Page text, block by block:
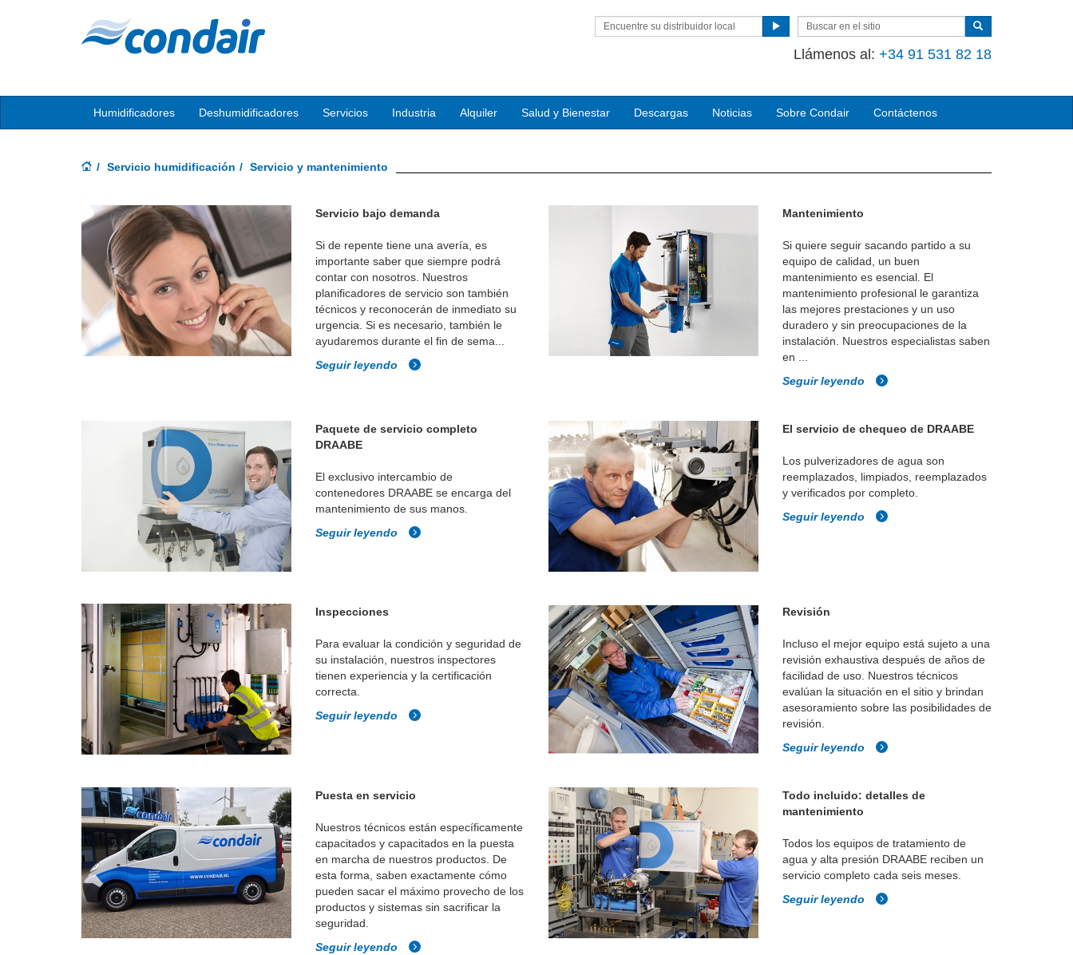
Encuentre su distribuidor local
Llámenos al : +34 91 531 82 18
Humidificadores Deshumidificadores Servicios Industria Alquiler Salud y Bienestar Descargas Noticias Sobre Condair Contáctenos
Servicio humidificación Servicio y mantenimiento
Servicio bajo demanda
Si de repente tiene una avería, es
importante saber que siempre podrá
contar con nosotros. Nuestros
planificadores de servicio son también
técnicos y reconocerán de inmediato su
urgencia. Si es necesario, también le
ayudaremos durante el fin de sema...
Seguir leyendo
Mantenimiento
Si quiere seguir sacando partido a su
equipo de calidad, un buen
mantenimiento es esencial. El
mantenimiento profesional le garantiza
las mejores prestaciones y un uso
duradero y sin preocupaciones de la
instalación. Nuestros especialistas saben
en ...
Seguir leyendo
Paquete de servicio completo
DRAABE
El exclusivo intercambio de
contenedores DRAABE se encarga del
mantenimiento de sus manos.
Seguir leyendo
El servicio de chequeo de DRAABE
Los pulverizadores de agua son
reemplazados, limpiados, reemplazados
y verificados por completo.
Seguir leyendo
Inspecciones
Para evaluar la condición y seguridad de
su instalación, nuestros inspectores
tienen experiencia y la certificación
correcta.
Seguir leyendo
Revisión
Incluso el mejor equipo está sujeto a una
revisión exhaustiva después de años de
facilidad de uso. Nuestros técnicos
evalúan la situación en el sitio y brindan
asesoramiento sobre las posibilidades de
revisión.
Seguir leyendo
Puesta en servicio
Nuestros técnicos están específicamente
capacitados y capacitados en la puesta
en marcha de nuestros productos. De
esta forma, saben exactamente cómo
pueden sacar el máximo provecho de los
productos y sistemas sin sacrificar la
seguridad.
Seguir leyendo
Todo incluido: detalles de
mantenimiento
Todos los equipos de tratamiento de
agua y alta presión DRAABE reciben un
servicio completo cada seis meses.
Seguir leyendo